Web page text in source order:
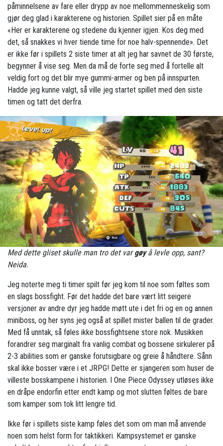
påminnelsene av fare eller drypp av noe mellommenneskelig som
gjør deg glad i karakterene og historien. Spillet sier på en måte
«Her er karakterene og stedene du kjenner igjen. Kos deg med
det, så snakkes vi hver tiende time for noe halv-spennende». Det
er ikke før i spillets 2 siste timer at alt jeg har savnet de 30 første,
begynner å vise seg. Men da må de forte seg med å fortelle alt
veldig fort og det blir mye gummi-armer og ben på innspurten.
Hadde jeg kunne valgt, så ville jeg startet spillet med den siste
timen og tatt det derfra.
Med dette gliset skulle man tro det vargøyå levle opp, sant?
Neida.
Jeg noterte meg ti timer spilt før jeg kom til noe som føltes som
en slags bossfight. Før det hadde det bare vært litt seigere
versjoner av andre dyr jeg hadde møtt ute i det fri og en og annen
miniboss, og her syns jeg også at spillet mister ballen til de grader.
Med få unntak, så føles ikke bossfightsene store nok. Musikken
forandrer seg marginalt fra vanlig combat og bossene sirkulerer på
2-3 abilities som er ganske forutsigbare og greie å håndtere. Sånn
skal ikke bosser være i et JRPG! Dette er sjangeren som huser de
villeste bosskampene i historien. I One Piece Odyssey utløses ikke
en dråpe endorfin etter endt kamp og mot slutten føltes de bare
som kamper som tok litt lengre tid.
Ikke før i spillets siste kamp føles det som om man må anvende
noen som helst form for taktikkeri. Kampsystemet er ganske